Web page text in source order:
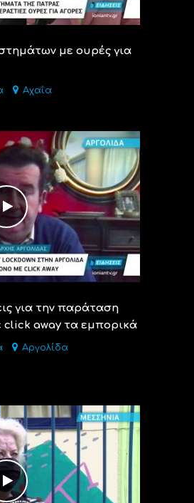
με ουρές για
Αχαΐα
για την παράταση
away τα εμπορικά
Αργολίδα